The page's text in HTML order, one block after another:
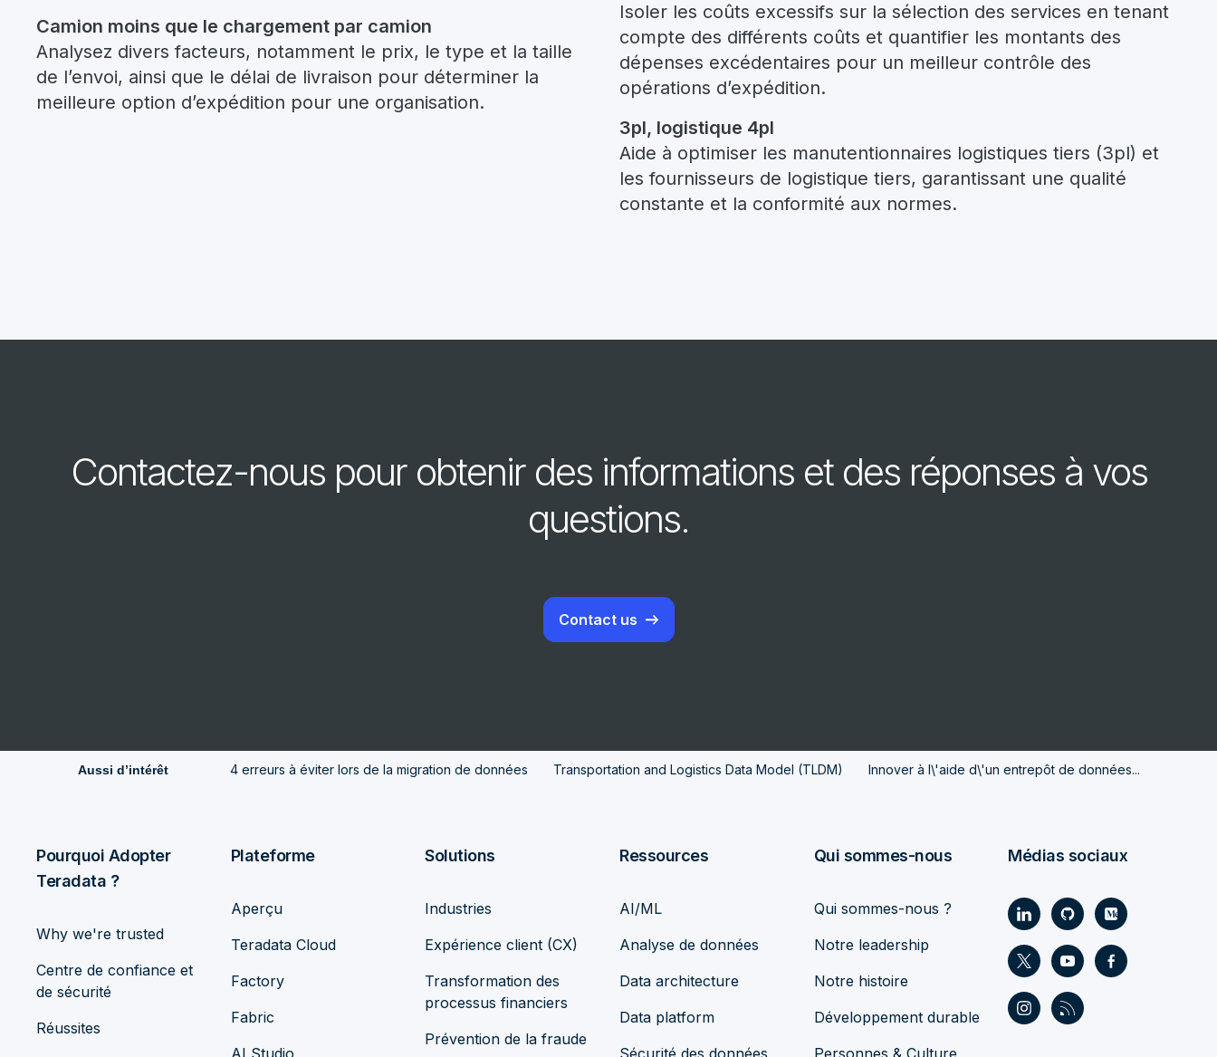
Camion moins que le chargement par camion
Analysez divers facteurs, notamment le prix, le type et la taille
de l’envoi, ainsi que le délai de livraison pour déterminer la
meilleure option d’expédition pour une organisation.
Isoler les coûts excessifs sur la sélection des services en tenant
compte des différents coûts et quantifier les montants des
dépenses excédentaires pour un meilleur contrôle des
opérations d’expédition.
3pl, logistique 4pl
Aide à optimiser les manutentionnaires logistiques tiers (3pl) et
les fournisseurs de logistique tiers, garantissant une qualité
constante et la conformité aux normes.
Contactez-nous pour obtenir des informations et des réponses à vos
questions.
Contact us
Aussi d’intérêt 4 erreurs à éviter lors de la migration de données Transportation and Logistics Data Model (TLDM) Innover à l\'aide d\'un entrepôt de données...
Pourquoi Adopter
Teradata ?
Why we're trusted
Centre de confiance et
de sécurité
Réussites
Plateforme
Aperçu
Teradata Cloud
Factory
Fabric
AI Studio
Solutions
Industries
Expérience client (CX)
Transformation des
processus financiers
Prévention de la fraude
Ressources
AI/ML
Analyse de données
Data architecture
Data platform
Sécurité des données
Qui sommes-nous
Qui sommes-nous ?
Notre leadership
Notre histoire
Développement durable
Personnes & Culture
Médias sociaux